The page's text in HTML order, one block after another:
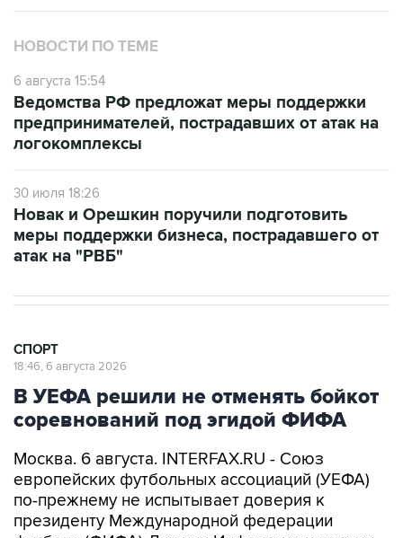
НОВОСТИ ПО ТЕМЕ
6 августа 15:54
Ведомства РФ предложат меры поддержки
предпринимателей, пострадавших от атак на
логокомплексы
30 июля 18:26
Новак и Орешкин поручили подготовить
меры поддержки бизнеса, пострадавшего от
атак на "РВБ"
СПОРТ
18:46, 6 августа 2026
В УЕФА решили не отменять бойкот
соревнований под эгидой ФИФА
Москва. 6 августа. INTERFAX.RU - Союз
европейских футбольных ассоциаций (УЕФА)
по-прежнему не испытывает доверия к
президенту Международной федерации